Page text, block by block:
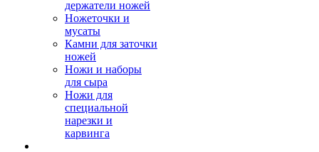
держатели ножей
Ножеточки и
мусаты
Камни для заточки
ножей
Ножи и наборы
для сыра
Ножи для
специальной
нарезки и
карвинга